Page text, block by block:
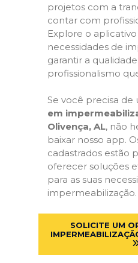
projetos com a
contar com
Explore o
necessidades de
garantir a
profissionalismo
Se você precisa de
em
Olivença, AL, não
baixar nosso app.
cadastrados estão
oferecer soluções
para as suas
impermeabilização.
SOLICITE UM